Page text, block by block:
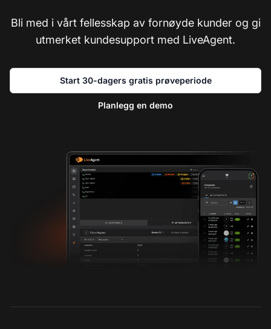
Bli med i vårt fellesskap av fornøyde kunder og gi
utmerket kundesupport med LiveAgent.
Start 30-dagers gratis prøveperiode
Planlegg en demo